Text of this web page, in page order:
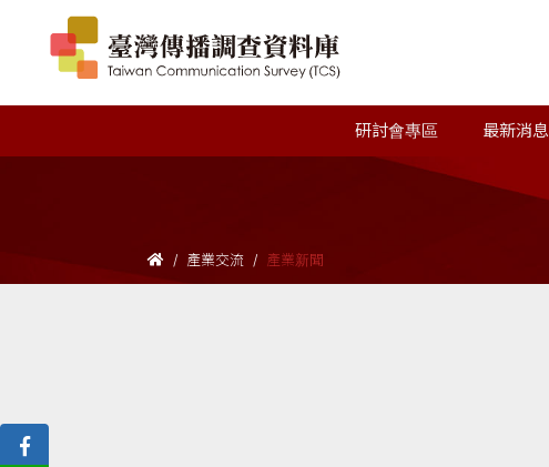
研討會專區 最新消息
產業交流 產業新聞